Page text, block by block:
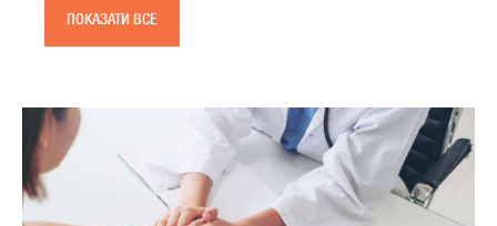
ПОКАЗАТИ ВСЕ